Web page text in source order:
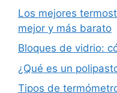
Los mejores
mejor y más barato
Bloques de vidrio:
¿Qué es un
Tipos de